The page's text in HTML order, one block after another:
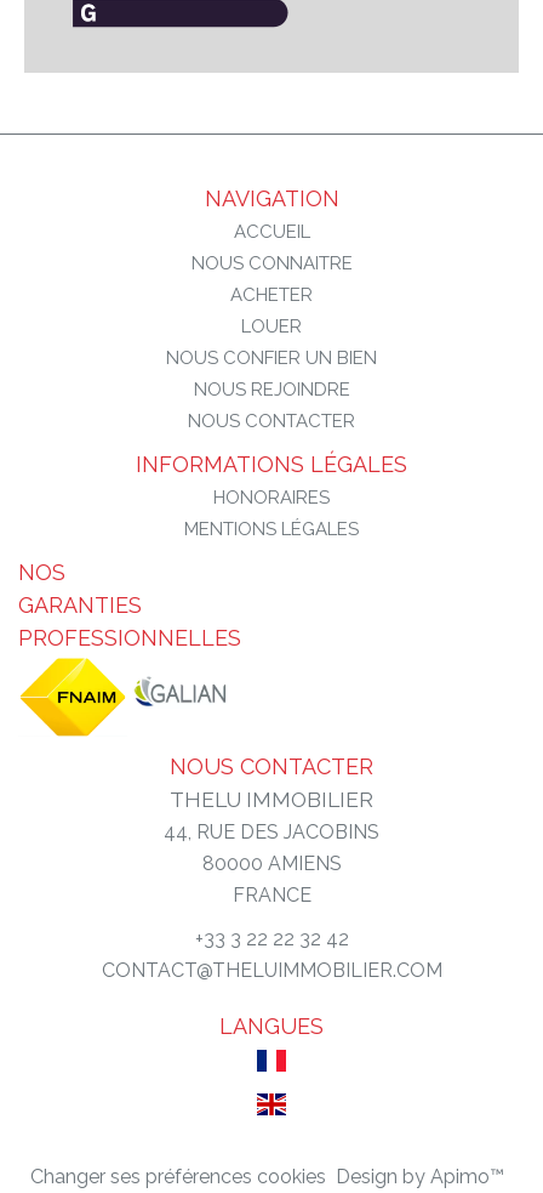
NAVIGATION
ACCUEIL
NOUS CONNAITRE
ACHETER
LOUER
NOUS CONFIER UN BIEN
NOUS REJOINDRE
NOUS CONTACTER
INFORMATIONS LÉGALES
HONORAIRES
MENTIONS LÉGALES
NOS
GARANTIES
PROFESSIONNELLES
NOUS CONTACTER
THELU IMMOBILIER
44, RUE DES JACOBINS
80000 AMIENS
FRANCE
+33 3 22 22 32 42
CONTACT@THELUIMMOBILIER.COM
LANGUES
Changer ses préférences cookies Design by Apimo™